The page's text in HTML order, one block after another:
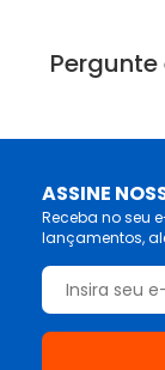
ASSINE
Receba no seu
lançamentos,